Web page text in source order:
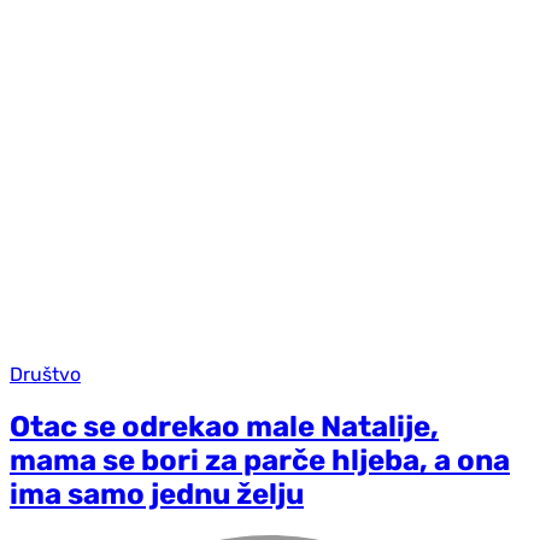
Društvo
Otac se odrekao male Natalije,
mama se bori za parče hljeba, a ona
ima samo jednu želju